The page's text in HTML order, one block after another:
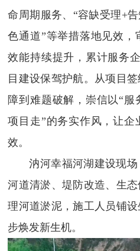
命周期服务、“容缺受理+
色通道”等举措落地见效
效能持续提升，累计服务
目建设保驾护航。从项目
障到难题破解，崇信以“
项目走”的务实作风，让
效。
汭河幸福河湖建设现场
河道清淤、堤防改造、生
理河道淤泥，施工人员铺
步焕发新生机。